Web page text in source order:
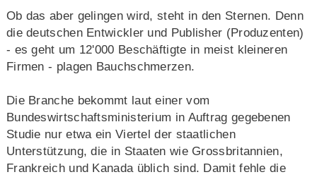
Ob das aber gelingen wird, steht in den Sternen. Denn
die deutschen Entwickler und Publisher (Produzenten)
- es geht um 12'000 Beschäftigte in meist kleineren
Firmen - plagen Bauchschmerzen.
Die Branche bekommt laut einer vom
Bundeswirtschaftsministerium in Auftrag gegebenen
Studie nur etwa ein Viertel der staatlichen
Unterstützung, die in Staaten wie Grossbritannien,
Frankreich und Kanada üblich sind. Damit fehle die